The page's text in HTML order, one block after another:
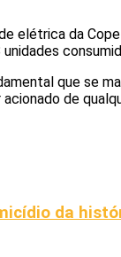
elétrica da
que se
de
da